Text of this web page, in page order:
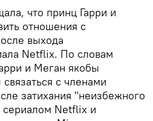
что принц Гарри и
отношения с
выхода
Netflix. По словам
и Меган якобы
с членами
затихания "неизбежного
сериалом Netflix и